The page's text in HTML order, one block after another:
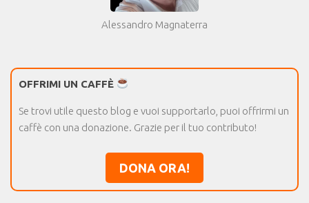
Alessandro Magnaterra
OFFRIMI UN CAFFÈ
Se trovi utile questo blog e vuoi supportarlo, puoi offrirmi un
caffè con una donazione. Grazie per il tuo contributo!
DONA ORA!